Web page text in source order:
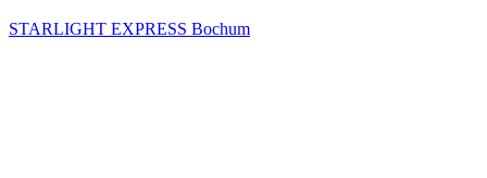
STARLIGHT EXPRESS Bochum